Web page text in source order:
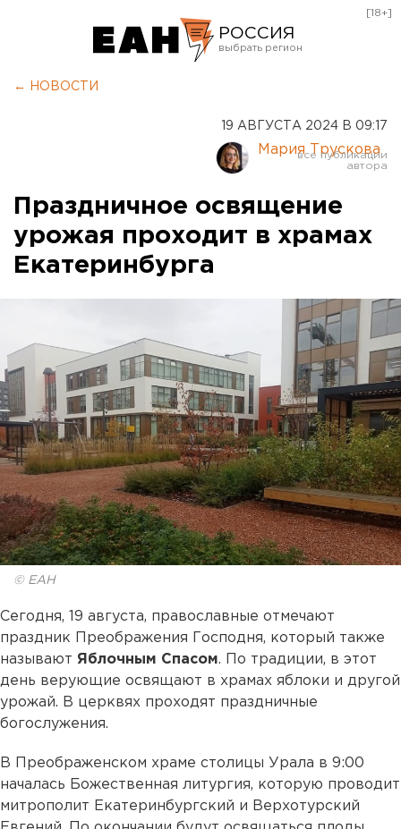
РОССИЯ
Курган
Оренбург
[18+]
← НОВОСТИ
19 АВГУСТА 2024 В 09:17
Мария Трускова
Праздничное освящение
урожая проходит в храмах
Екатеринбурга
© ЕАН
Сегодня, 19 августа, православные отмечают
праздник Преображения Господня, который также
называют Яблочным Спасом. По традиции, в этот
день верующие освящают в храмах яблоки и другой
урожай. В церквях проходят праздничные
богослужения.
В Преображенском храме столицы Урала в 9:00
началась Божественная литургия, которую проводит
митрополит Екатеринбургский и Верхотурский